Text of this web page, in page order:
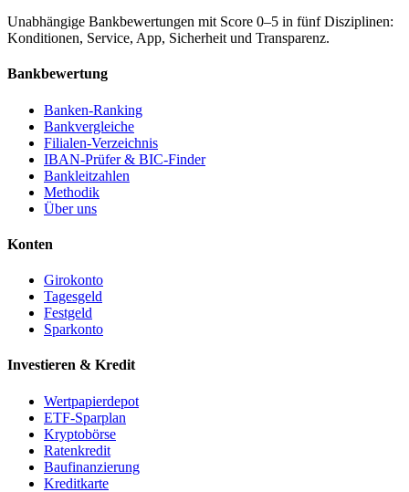
Unabhängige Bankbewertungen mit Score 0–5 in fünf Disziplinen:
Konditionen, Service, App, Sicherheit und Transparenz.
Bankbewertung
Banken-Ranking
Bankvergleiche
Filialen-Verzeichnis
IBAN-Prüfer & BIC-Finder
Bankleitzahlen
Methodik
Über uns
Konten
Girokonto
Tagesgeld
Festgeld
Sparkonto
Investieren & Kredit
Wertpapierdepot
ETF-Sparplan
Kryptobörse
Ratenkredit
Baufinanzierung
Kreditkarte